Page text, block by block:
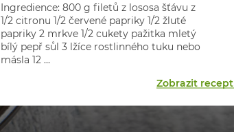
Ingredience: 800 g filetů z lososa šťávu z
1/2 citronu 1/2 červené papriky 1/2 žluté
papriky 2 mrkve 1/2 cukety pažitka mletý
bílý pepř sůl 3 lžíce rostlinného tuku nebo
másla 12 ...
Zobrazit recept